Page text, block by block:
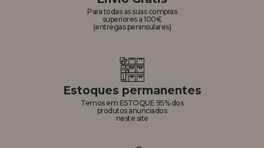
Para todas as suas compras
superiores a 100€
(entregas peninsulares)
Estoques permanentes
Temos em ESTOQUE 95% dos
produtos anunciados
neste site